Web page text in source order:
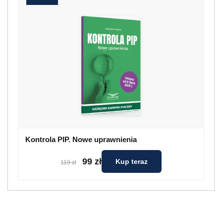
Kontrola PIP. Nowe uprawnienia
119 zł 99 zł Kup teraz